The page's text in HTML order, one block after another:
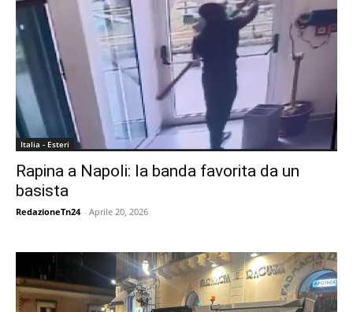
Italia - Esteri
Rapina a Napoli: la banda favorita da un
basista
RedazioneTn24 - Aprile 20, 2026